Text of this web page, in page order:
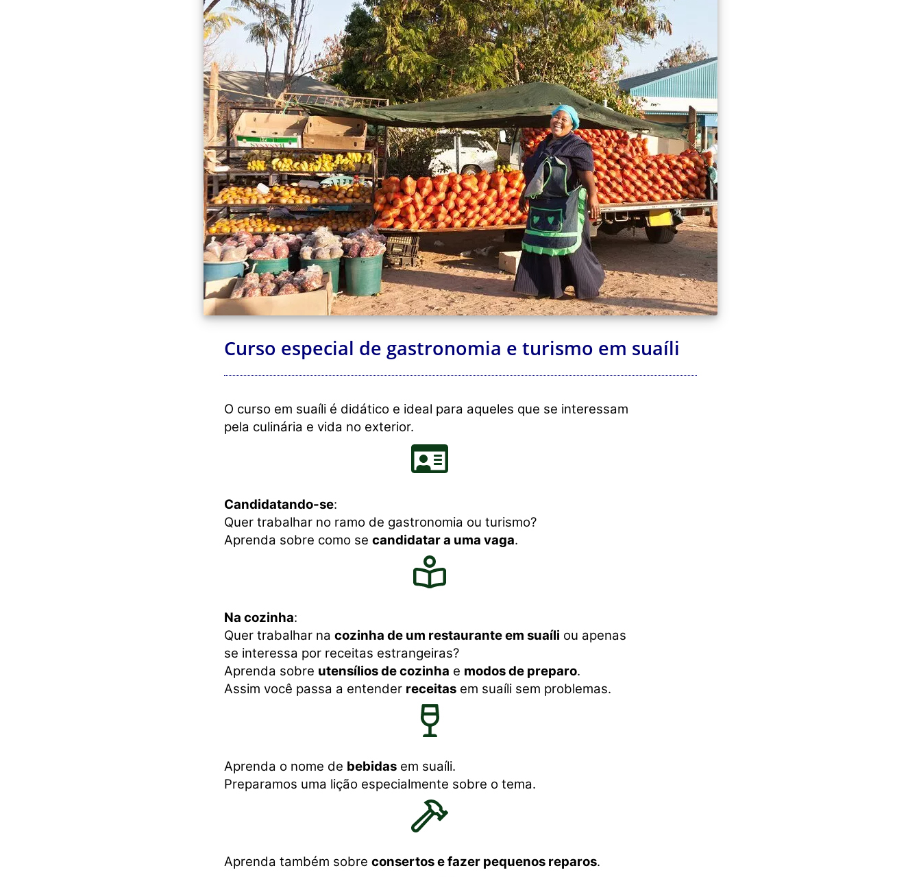
Curso especial de gastronomia e turismo em suaíli
O curso em suaíli é didático e ideal para aqueles que se interessam
pela culinária e vida no exterior.
Candidatando-se:
Quer trabalhar no ramo de gastronomia ou turismo?
Aprenda sobre como se candidatar a uma vaga.
Na cozinha:
Quer trabalhar na cozinha de um restaurante em suaíli ou apenas
se interessa por receitas estrangeiras?
Aprenda sobre utensílios de cozinha e modos de preparo.
Assim você passa a entender receitas em suaíli sem problemas.
Aprenda o nome de bebidas em suaíli.
Preparamos uma lição especialmente sobre o tema.
Aprenda também sobre consertos e fazer pequenos reparos.